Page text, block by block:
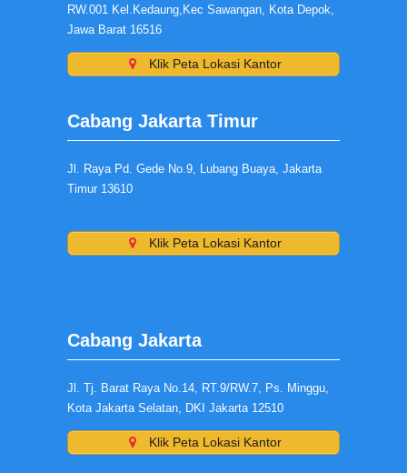
RW.001 Kel.Kedaung,Kec Sawangan, Kota Depok,
Jawa Barat 16516
Klik Peta Lokasi Kantor
Cabang Jakarta Timur
Jl. Raya Pd. Gede No.9, Lubang Buaya, Jakarta
Timur 13610
Klik Peta Lokasi Kantor
Cabang Jakarta
Jl. Tj. Barat Raya No.14, RT.9/RW.7, Ps. Minggu,
Kota Jakarta Selatan, DKI Jakarta 12510
Klik Peta Lokasi Kantor